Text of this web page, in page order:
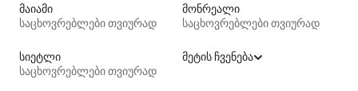
მაიამი
საცხოვრებლები თვიურად
მონრეალი
საცხოვრებლები თვიურად
სიეტლი
საცხოვრებლები თვიურად
მეტის ჩვენება